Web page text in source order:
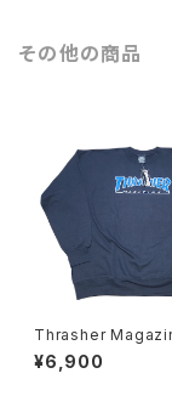
その他の商品
Thrasher Magazine スウェッ
ト
¥6,900